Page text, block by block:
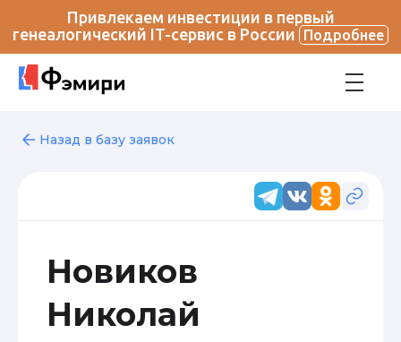
Привлекаем инвестиции в первый
генеалогический IT-сервис в России
Подробнее
Назад в базу заявок
Новиков
Николай